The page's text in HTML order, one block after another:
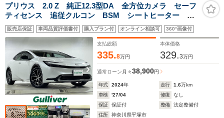
プリウス 2.0 Z 純正12.3型DA 全方位カメラ セーフ
ティセンス 追従クルコン BSM シートヒーター パ
ワーシート シートベンチレーション シートメモリ
ー 社外ドラレコ 社外フロアマット PBD LED
AHB
販売店保証 車両品質評価書付 購入プラン付 オンライン相談可 360°画像付
支払総額
335.8万円
本体価格
329.3万円
通常ローン 月々38,900円
年式 2024年 走行 1.6万km
車検
'27/04 修復
なし
保証
保証付 整備
法定整備付
住所
神奈川県平塚市